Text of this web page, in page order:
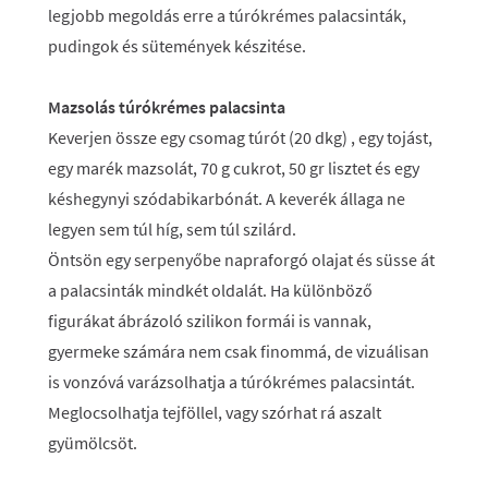
legjobb megoldás erre a túrókrémes palacsinták,
pudingok és sütemények készitése.
Mazsolás túrókrémes palacsinta
Keverjen össze egy csomag túrót (20 dkg) , egy tojást,
egy marék mazsolát, 70 g cukrot, 50 gr lisztet és egy
késhegynyi szódabikarbónát. A keverék állaga ne
legyen sem túl híg, sem túl szilárd.
Öntsön egy serpenyőbe napraforgó olajat és süsse át
a palacsinták mindkét oldalát. Ha különböző
figurákat ábrázoló szilikon formái is vannak,
gyermeke számára nem csak finommá, de vizuálisan
is vonzóvá varázsolhatja a túrókrémes palacsintát.
Meglocsolhatja tejföllel, vagy szórhat rá aszalt
gyümölcsöt.